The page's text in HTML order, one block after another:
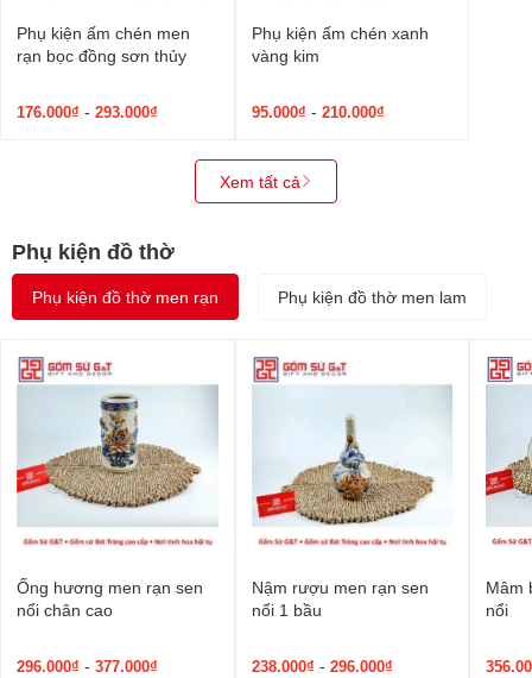
Phụ kiện ấm chén men
rạn bọc đồng sơn thủy
176.000₫ - 293.000₫
Phụ kiện ấm chén xanh
vàng kim
95.000₫ - 210.000₫
Xem tất cả
Phụ kiện đồ thờ
Phụ kiện đồ thờ men rạn Phụ kiện đồ thờ men lam
Ống hương men rạn sen
nổi chân cao
296.000₫ - 377.000₫
Nậm rượu men rạn sen
nổi 1 bầu
238.000₫ - 296.000₫
Mâm
nổi